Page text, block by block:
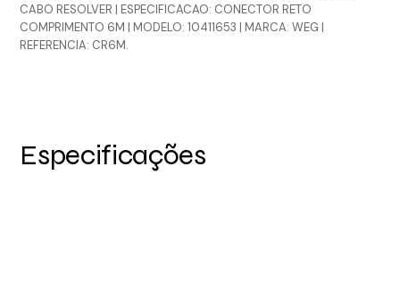
CABO RESOLVER | ESPECIFICACAO: CONECTOR RETO
COMPRIMENTO 6M | MODELO: 10411653 | MARCA: WEG |
REFERENCIA: CR6M.
Especificações